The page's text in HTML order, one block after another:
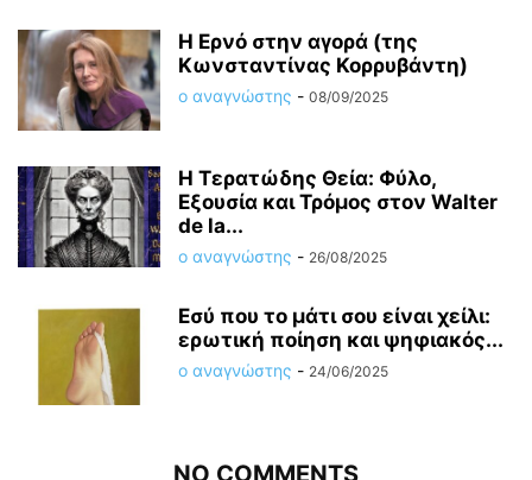
Η Ερνό στην αγορά (της
Κωνσταντίνας Κορρυβάντη)
ο αναγνώστης - 08/09/2025
Η Τερατώδης Θεία: Φύλο,
Εξουσία και Τρόμος στον Walter
de la...
ο αναγνώστης - 26/08/2025
Εσύ που το μάτι σου είναι χείλι:
ερωτική ποίηση και ψηφιακός...
ο αναγνώστης - 24/06/2025
NO COMMENTS